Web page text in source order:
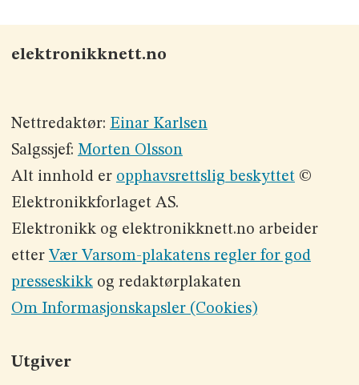
elektronikknett.no
Nettredaktør: Einar Karlsen
Salgssjef: Morten Olsson
Alt innhold er opphavsrettslig beskyttet©
Elektronikkforlaget AS.
Elektronikk og elektronikknett.no arbeider
etter Vær Varsom-plakatens regler for god
presseskikkog redaktørplakaten
Om Informasjonskapsler (Cookies)
Utgiver